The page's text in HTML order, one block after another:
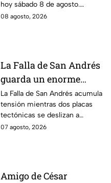
hoy sábado 8 de agosto.
Descubre qué signos vivirán
08 agosto, 2026
La Falla de San Andrés
guarda un enorme
peligro: estos datos
explican el temor
científico
La Falla de San Andrés acumula
tensión mientras dos placas
tectónicas se deslizan a
centímetros por año. Estos
07 agosto, 2026
Amigo de César